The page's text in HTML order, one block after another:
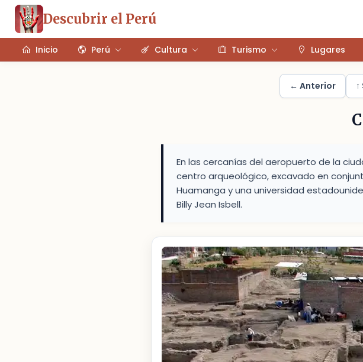
Descubrir el Perú
Inicio Perú Cultura Turismo Lugares
← Anterior
En las cercanías del aeropuerto de la
centro arqueológico, excavado en
Huamanga y una universidad
Billy Jean Isbell.